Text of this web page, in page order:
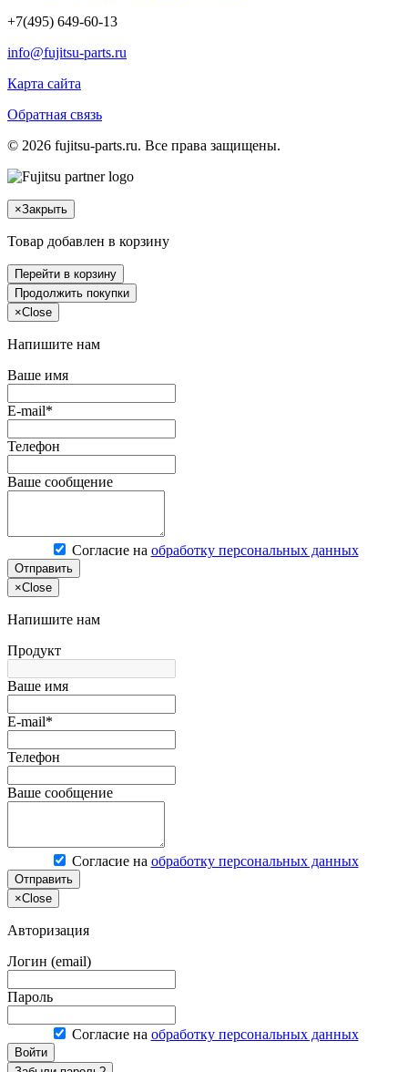
+7(495) 649-60-13
info@fujitsu-parts.ru
Карта сайта
Обратная связь
© 2026 fujitsu-parts.ru. Все права защищены.
×Закрыть
Товар добавлен в корзину
Перейти в корзину
Продолжить покупки
×Close
Напишите нам
Ваше имя
E-mail*
Телефон
Ваше сообщение
Согласие на обработку персональных данных
Отправить
×Close
Напишите нам
Продукт
Ваше имя
E-mail*
Телефон
Ваше сообщение
Согласие на обработку персональных данных
Отправить
×Close
Авторизация
Логин (email)
Пароль
Согласие на обработку персональных данных
Войти